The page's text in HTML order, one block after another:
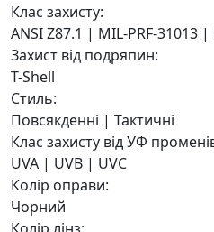
Клас захисту:
ANSI Z87.1 | MIL-PRF-31013 |
Захист від подряпин:
T-Shell
Стиль:
Повсякденні | Тактичні
Клас захисту від УФ
UVA | UVB | UVC
Колір оправи:
Чорний